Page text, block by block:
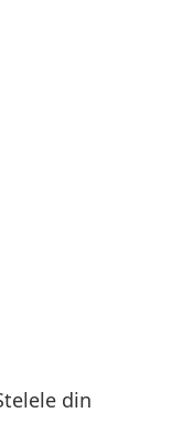
din